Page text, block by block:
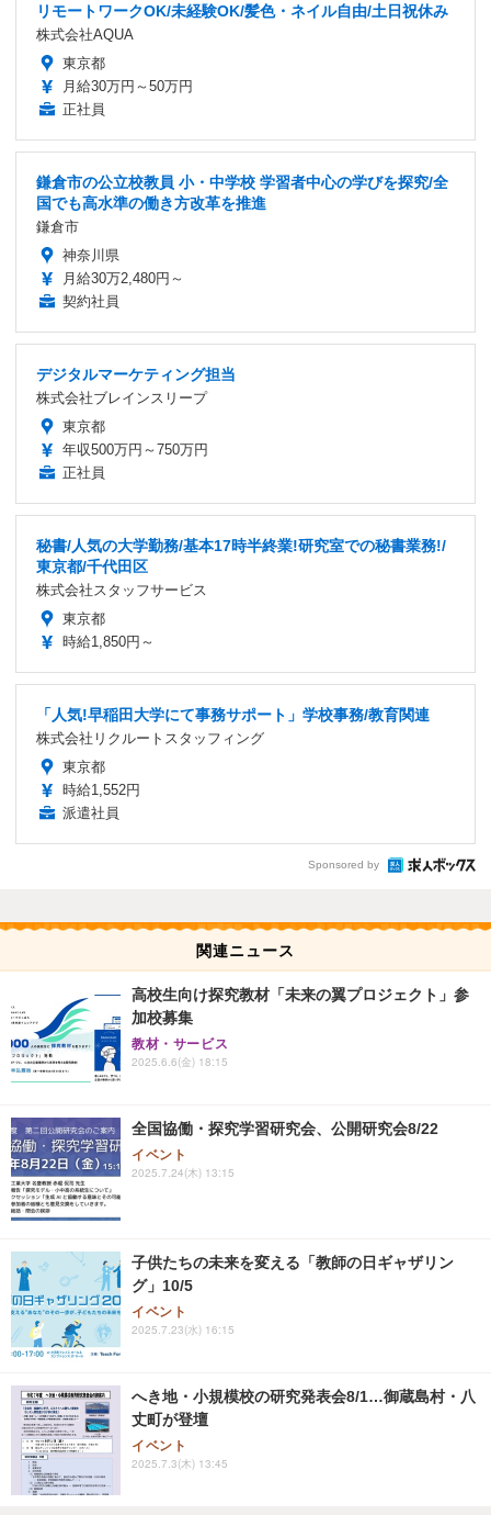
リモートワークOK/未経験OK/髪色・ネイル自由/土日祝休み
株式会社AQUA
東京都
月給30万円～50万円
正社員
鎌倉市の公立校教員 小・中学校 学習者中心の学びを探究/全
国でも高水準の働き方改革を推進
鎌倉市
神奈川県
月給30万2,480円～
契約社員
デジタルマーケティング担当
株式会社ブレインスリープ
東京都
年収500万円～750万円
正社員
秘書/人気の大学勤務/基本17時半終業!研究室での秘書業務!/
東京都/千代田区
株式会社スタッフサービス
東京都
時給1,850円～
「人気!早稲田大学にて事務サポート」学校事務/教育関連
株式会社リクルートスタッフィング
東京都
時給1,552円
派遣社員
Sponsored by
関連ニュース
高校生向け探究教材「未来の翼プロジェクト」参
加校募集
教材・サービス
2025.6.6(金) 18:15
全国協働・探究学習研究会、公開研究会8/22
イベント
2025.7.24(木) 13:15
子供たちの未来を変える「教師の日ギャザリン
グ」10/5
イベント
2025.7.23(水) 16:15
へき地・小規模校の研究発表会8/1…御蔵島村・八
丈町が登壇
イベント
2025.7.3(木) 13:45